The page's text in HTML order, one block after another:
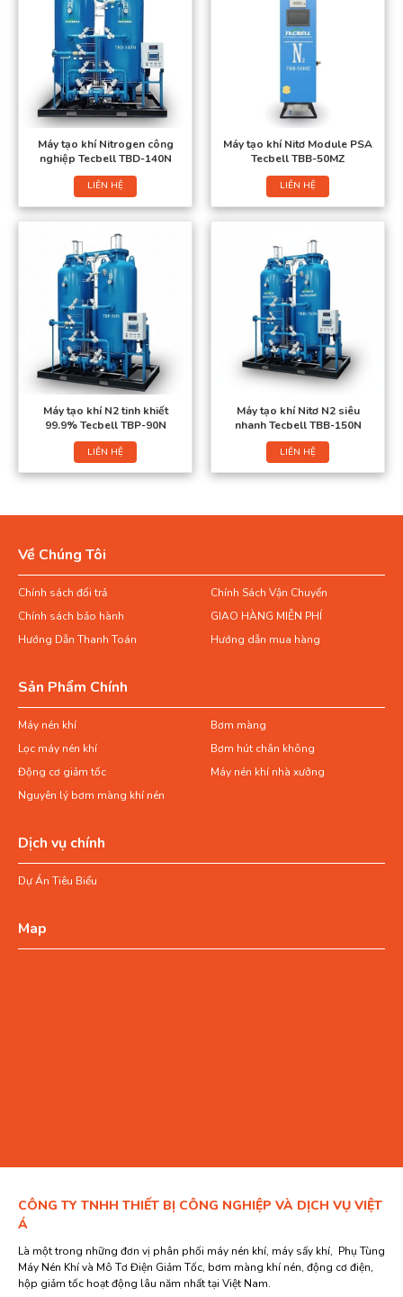
Máy tạo khí Nitrogen công
nghiệp Tecbell TBD-140N
LIÊN HỆ
Máy tạo khí Nitơ Module PSA
Tecbell TBB-50MZ
LIÊN HỆ
Máy tạo khí N2 tinh khiết
99.9% Tecbell TBP-90N
LIÊN HỆ
Máy tạo khí Nitơ N2 siêu
nhanh Tecbell TBB-150N
LIÊN HỆ
Về Chúng Tôi
Chính sách đổi trả
Chính Sách Vận Chuyển
Chính sách bảo hành
GIAO HÀNG MIỄN PHÍ
Hướng Dẫn Thanh Toán
Hướng dẫn mua hàng
Sản Phẩm Chính
Máy nén khí
Bơm màng
Lọc máy nén khí
Bơm hút chân không
Động cơ giảm tốc
Máy nén khí nhà xưởng
Nguyên lý bơm màng khí nén
Dịch vụ chính
Dự Án Tiêu Biểu
Map
CÔNG TY TNHH THIẾT BỊ CÔNG NGHIỆP VÀ DỊCH VỤ VIỆT
Á
Là một trong những đơn vị phân phối máy nén khí, máy sấy khí, Phụ Tùng
Máy Nén Khí và Mô Tơ Điện Giảm Tốc, bơm màng khí nén, động cơ điện,
hộp giảm tốc hoạt động lâu năm nhất tại Việt Nam.